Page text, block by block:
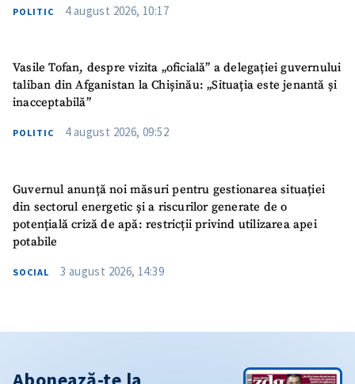
POLITIC 4 august 2026, 10:17
Vasile Tofan, despre vizita „oficială” a delegației guvernului
taliban din Afganistan la Chișinău: „Situația este jenantă și
inacceptabilă”
POLITIC 4 august 2026, 09:52
Guvernul anunță noi măsuri pentru gestionarea situației
din sectorul energetic și a riscurilor generate de o
potențială criză de apă: restricții privind utilizarea apei
potabile
SOCIAL 3 august 2026, 14:39